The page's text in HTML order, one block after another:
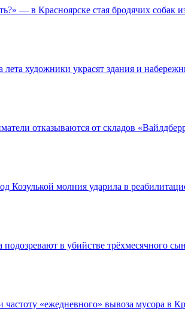
— в Красноярске стая бродячих собак
художники украсят здания и
отказываются от складов
Козулькой молния ударила в
в убийстве трёхмесячного
«ежедневного» вывоза мусора в